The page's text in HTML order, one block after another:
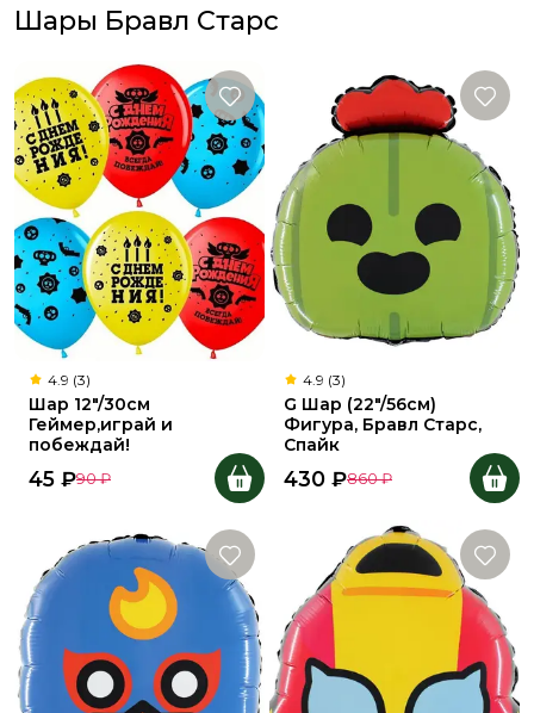
Шары Бравл Старс
4.9 (3)
Шар 12"/30см
Геймер,играй и
побеждай!
45 ₽90 ₽
4.9 (3)
G Шар (22"/56см)
Фигура, Бравл Старс,
Спайк
430 ₽860 ₽